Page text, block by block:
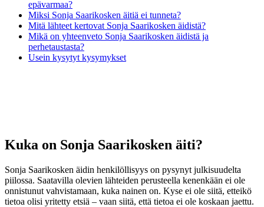
epävarmaa?
Miksi Sonja Saarikosken äitiä ei tunneta?
Mitä lähteet kertovat Sonja Saarikosken äidistä?
Mikä on yhteenveto Sonja Saarikosken äidistä ja
perhetaustasta?
Usein kysytyt kysymykset
Kuka on Sonja Saarikosken äiti?
Sonja Saarikosken äidin henkilöllisyys on pysynyt julkisuudelta
piilossa. Saatavilla olevien lähteiden perusteella kenenkään ei ole
onnistunut vahvistamaan, kuka nainen on. Kyse ei ole siitä, etteikö
tietoa olisi yritetty etsiä – vaan siitä, että tietoa ei ole koskaan jaettu.